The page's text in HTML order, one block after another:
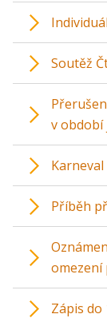
Soutěž
v období
Karneval
Příběh
omezení
Zápis do